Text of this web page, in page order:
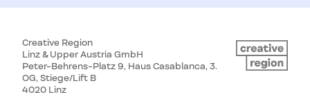
Creative Region
Linz & Upper Austria GmbH
Peter-Behrens-Platz 9, Haus Casablanca, 3.
OG, Stiege/Lift B
4020 Linz